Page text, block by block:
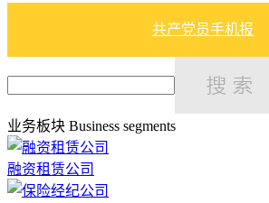
共产党员手机报
业务板块 Business segments
融资租赁公司